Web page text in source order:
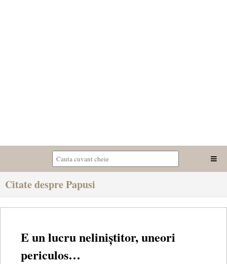
Citate despre Papusi
E un lucru neliniștitor, uneori
periculos…